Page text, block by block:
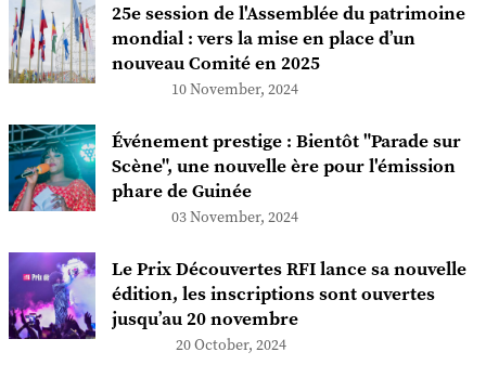
25e session de l'Assemblée du patrimoine
mondial : vers la mise en place d’un
nouveau Comité en 2025
10 November, 2024
Événement prestige : Bientôt "Parade sur
Scène", une nouvelle ère pour l'émission
phare de Guinée
03 November, 2024
Le Prix Découvertes RFI lance sa nouvelle
édition, les inscriptions sont ouvertes
jusqu’au 20 novembre
20 October, 2024